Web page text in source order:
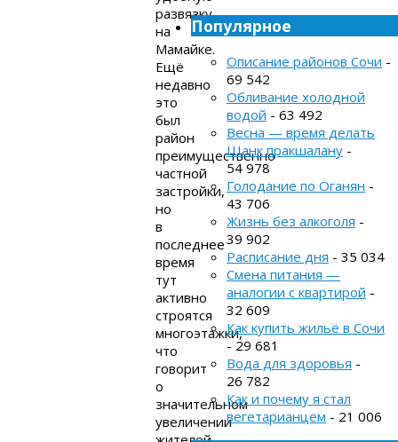
развязку
на
Мамайке.
Ещё
недавно
это
был
район
преимущественно
частной
застройки,
но
в
последнее
время
тут
активно
строятся
многоэтажки,
что
говорит
о
значительном
увеличении
Популярное
Описание районов Сочи -
69 542
Обливание холодной
водой - 63 492
Весна — время делать
Шанк пракшалану -
54 978
Голодание по Оганян -
43 706
Жизнь без алкоголя -
39 902
Расписание дня - 35 034
Смена питания —
аналогии с квартирой -
32 609
Как купить жильё в Сочи
- 29 681
Вода для здоровья -
26 782
Как и почему я стал
вегетарианцем - 21 006